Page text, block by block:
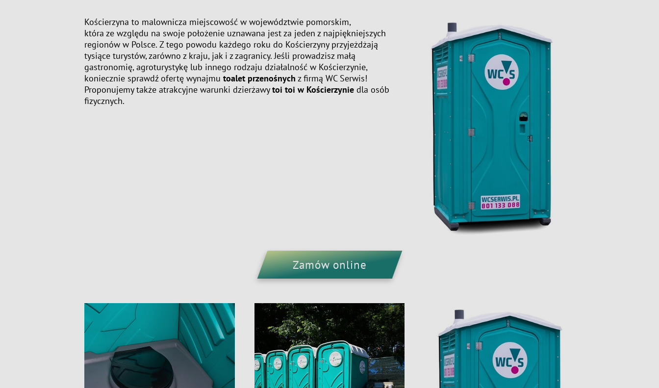
Kościerzyna to malownicza miejscowość w województwie pomorskim,
która ze względu na swoje położenie uznawana jest za jeden z najpiękniejszych
regionów w Polsce. Z tego powodu każdego roku do Kościerzyny przyjeżdżają
tysiące turystów, zarówno z kraju, jak i z zagranicy. Jeśli prowadzisz małą
gastronomię, agroturystykę lub innego rodzaju działalność w Kościerzynie,
koniecznie sprawdź ofertę wynajmu toalet przenośnych z firmą WC Serwis!
Proponujemy także atrakcyjne warunki dzierżawytoi toi w Kościerzynie dla osób
fizycznych.
Zamów online